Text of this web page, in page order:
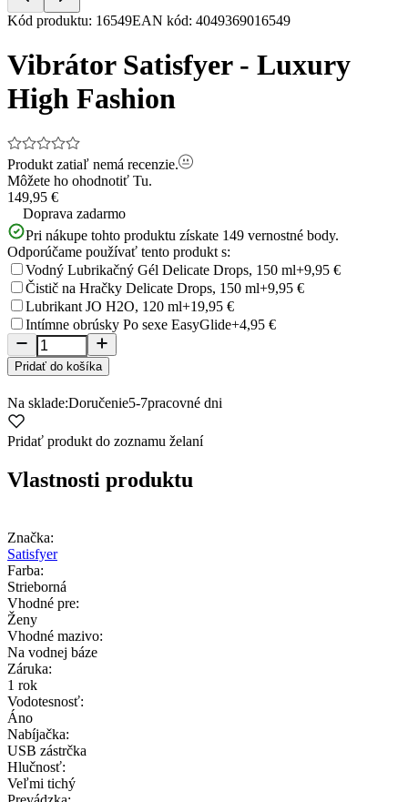
Item
of
5
Kód produktu: 16549EAN kód: 4049369016549
Vibrátor Satisfyer - Luxury
High Fashion
Produkt zatiaľ nemá recenzie.
Môžete ho ohodnotiť Tu.
149,95 €
Doprava zadarmo
Pri nákupe tohto produktu získate 149 vernostné body.
Odporúčame používať tento produkt s:
Vodný Lubrikačný Gél Delicate Drops, 150 ml+9,95 €
Čistič na Hračky Delicate Drops, 150 ml+9,95 €
Lubrikant JO H2O, 120 ml+19,95 €
Intímne obrúsky Po sexe EasyGlide+4,95 €
Pridať do košíka
Na sklade:Doručenie5-7pracovné dni
Pridať produkt do zoznamu želaní
Vlastnosti produktu
Značka:
Satisfyer
Farba:
Strieborná
Vhodné pre:
Ženy
Vhodné mazivo:
Na vodnej báze
Záruka:
1 rok
Vodotesnosť:
Áno
Nabíjačka:
USB zástrčka
Hlučnosť:
Veľmi tichý